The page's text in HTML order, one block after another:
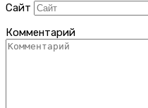
Сайт
Комментарий